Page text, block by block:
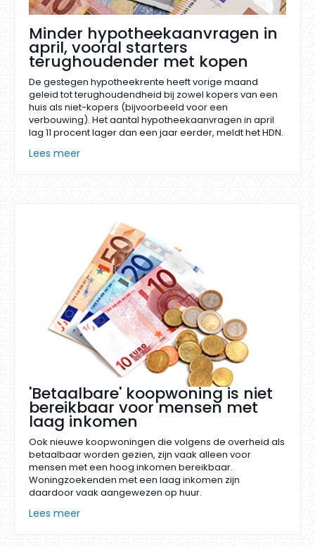
Minder hypotheekaanvragen in
april, vooral starters
terughoudender met kopen
De gestegen hypotheekrente heeft vorige maand
geleid tot terughoudendheid bij zowel kopers van een
huis als niet-kopers (bijvoorbeeld voor een
verbouwing). Het aantal hypotheekaanvragen in april
lag 11 procent lager dan een jaar eerder, meldt het HDN.
Lees meer
'Betaalbare' koopwoning is niet
bereikbaar voor mensen met
laag inkomen
Ook nieuwe koopwoningen die volgens de overheid als
betaalbaar worden gezien, zijn vaak alleen voor
mensen met een hoog inkomen bereikbaar.
Woningzoekenden met een laag inkomen zijn
daardoor vaak aangewezen op huur.
Lees meer